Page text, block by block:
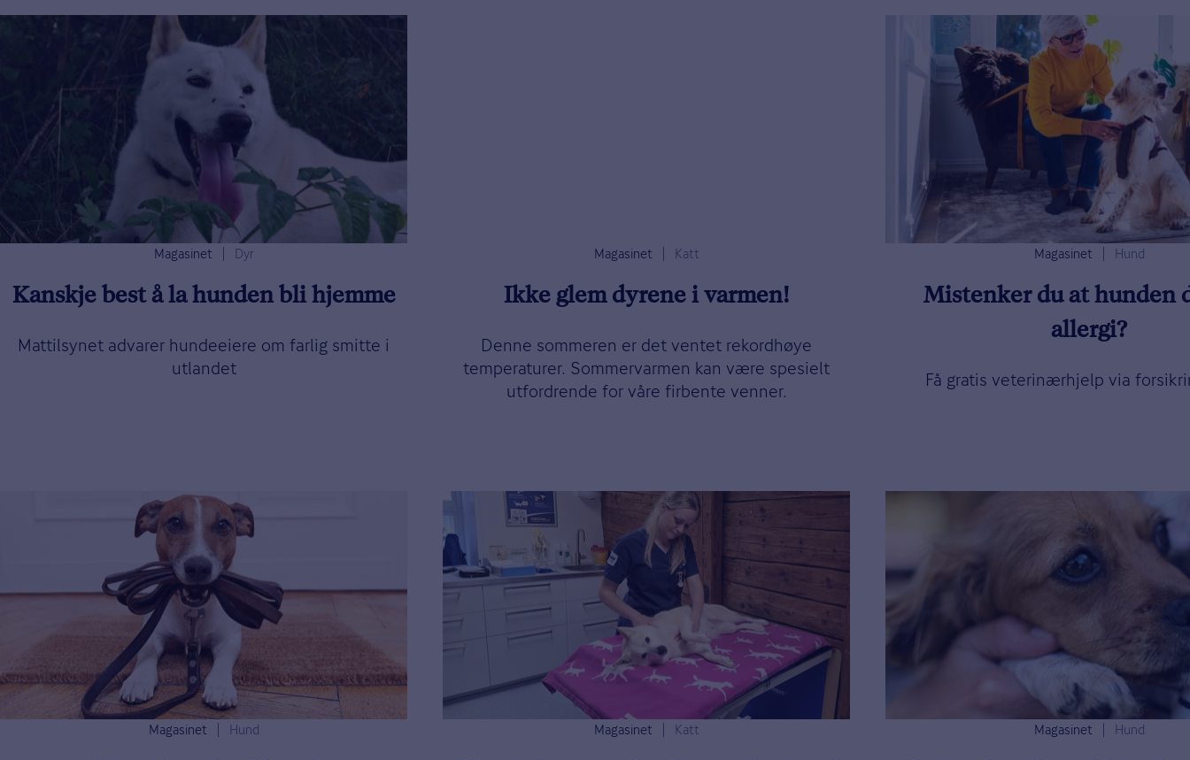
Magasinet Dyr
Kanskje best å la hunden bli hjemme
Mattilsynet advarer hundeeiere om farlig smitte i
utlandet
Magasinet Katt
Ikke glem dyrene i varmen!
Denne sommeren er det ventet rekordhøye
temperaturer. Sommervarmen kan være spesielt
utfordrende for våre firbente venner.
Magasinet Hund
Mistenker du at hunden
allergi?
Få gratis veterinærhjelp via
Magasinet Hund Magasinet Katt Magasinet Hund